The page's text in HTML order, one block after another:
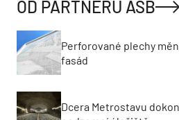
OD PARTNERŮ ASB
Perforované plechy
fasád
Dcera Metrostavu